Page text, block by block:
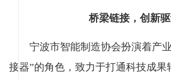
桥梁链接，创新
宁波市智能制造协会扮演着产
接器”的角色，致力于打通科技成果